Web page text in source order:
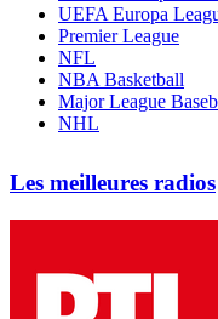
UEFA Europa
Premier League
NFL
NBA Basketball
Major League
NHL
Les meilleures radios